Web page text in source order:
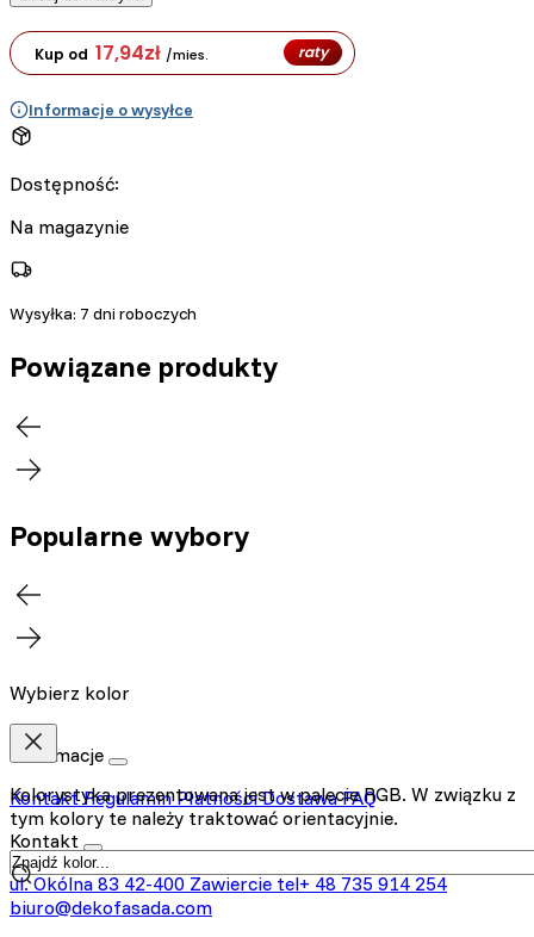
Kup od 17,94zł /mies. raty
Informacje o wysyłce
Dostępność:
Na magazynie
Wysyłka: 7 dni roboczych
Powiązane produkty
Popularne wybory
Wybierz kolor
Kolorystyka prezentowana jest w palecie RGB. W związku z
tym kolory te należy traktować orientacyjnie.
Informacje
KontaktRegulaminPłatnościDostawaFAQ
Kontakt
ul. Okólna 83 42-400 Zawiercie tel+ 48 735 914 254
biuro@dekofasada.com